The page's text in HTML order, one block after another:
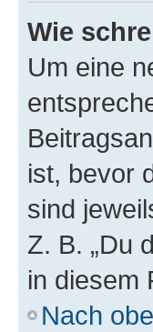
Wie
Um eine
ist, bevor
sind
Z. B. „Du
in diesem
Nach